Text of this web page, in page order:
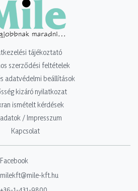
tájékoztató
szerződési feltételek
adatvédelmi beállítások
kizáró nyilatkozat
ismételt kérdések
/ Impresszum
Kapcsolat
Facebook
milekft@mile-kft.hu